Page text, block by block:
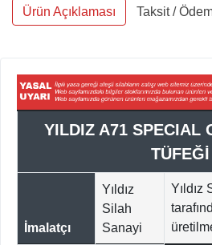
Ürün Açıklaması Taksit /
YILDIZ A71 SPECIAL
TÜFEĞİ
İmalatçı
Yıldız
Silah
Sanayi
Yıldız
ü